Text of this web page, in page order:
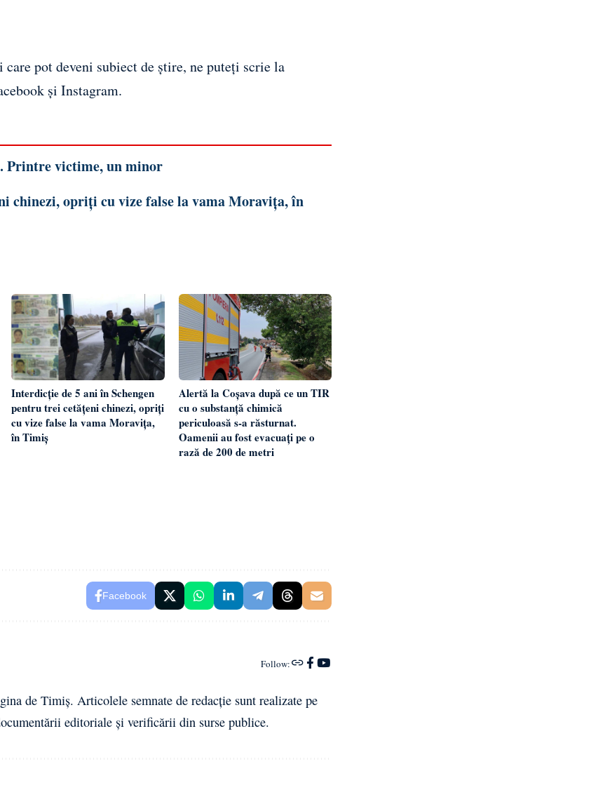
pot deveni subiect de știre, ne puteți scrie la
și Instagram.
Printre victime, un minor
chinezi, opriți cu vize false la vama Moravița, în
Interdicție de 5 ani în Schengen
pentru trei cetățeni chinezi, opriți
cu vize false la vama Moravița,
în Timiș
Alertă la Coșava după ce un TIR
cu o substanță chimică
periculoasă s-a răsturnat.
Oamenii au fost evacuați pe o
rază de 200 de metri
Facebook
Follow:
de Timiș. Articolele semnate de redacție sunt realizate pe
editoriale și verificării din surse publice.